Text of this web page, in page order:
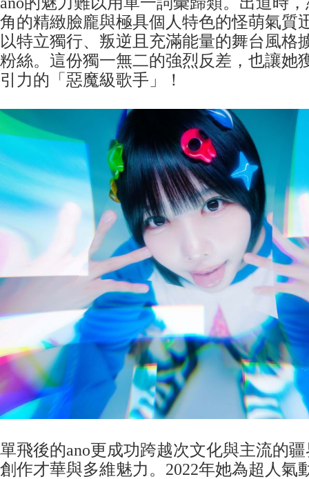
角的精緻臉龐與極具個人特色的怪萌氣質
以特立獨行、叛逆且充滿能量的舞台風格
粉絲。這份獨一無二的強烈反差，也讓她
引力的「惡魔級歌手」！
單飛後的ano更成功跨越次文化與主流的
創作才華與多維魅力。2022年她為超人氣